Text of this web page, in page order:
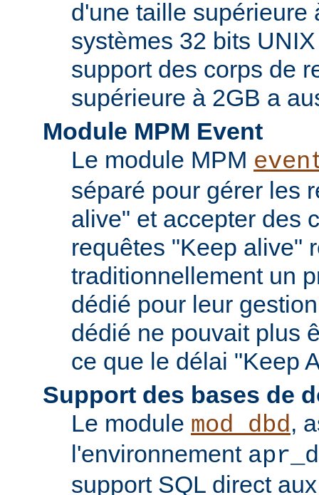
d'une taille supérieure
systèmes 32 bits
support des corps de
supérieure à 2GB a
Module MPM Event
Le module MPM
séparé pour gérer les
alive" et accepter des
requêtes "Keep alive"
traditionnellement un
dédié pour leur
dédié ne pouvait plus
ce que le délai "Keep
Support des bases de
Le module mod_dbd,
l'environnement
support SQL direct